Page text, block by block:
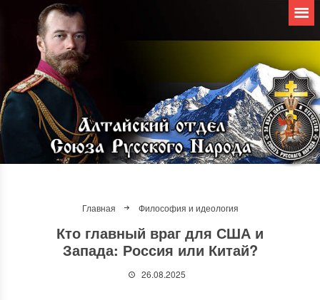
Главная Философия и идеология
Кто главный враг для США и
Запада: Россия или Китай?
26.08.2025